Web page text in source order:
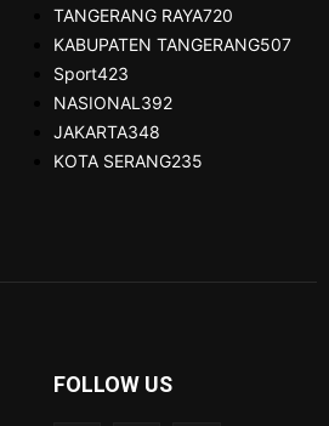
TANGERANG RAYA720
KABUPATEN TANGERANG507
Sport423
NASIONAL 392
JAKARTA348
KOTA SERANG235
FOLLOW US